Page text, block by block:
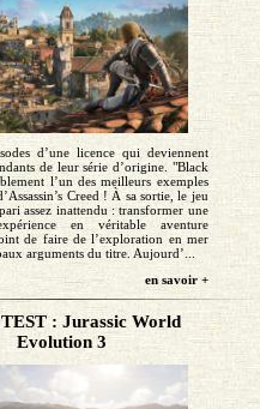
d’une licence qui deviennent
de leur série d’origine. "Black
l’un des meilleurs exemples
Creed ! À sa sortie, le jeu
assez inattendu : transformer une
en véritable aventure
de faire de l’exploration en mer
arguments du titre. Aujourd’...
en savoir +
: Jurassic World
Evolution 3